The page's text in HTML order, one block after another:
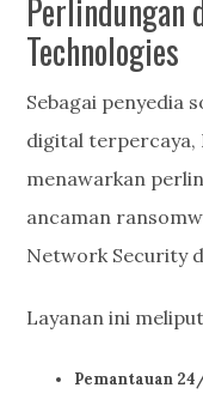
Perlindungan
Technologies
Sebagai penyedia
digital terpercaya,
menawarkan
ancaman
Network Security
Layanan ini
Pemantauan